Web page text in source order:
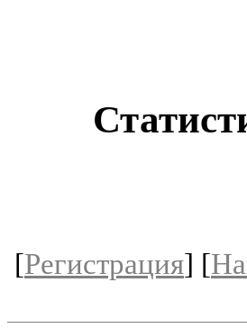
[Регистрация] [